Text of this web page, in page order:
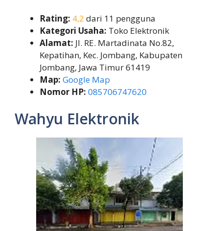
Rating: 4,2 dari 11 pengguna
Kategori Usaha: Toko Elektronik
Alamat: Jl. RE. Martadinata No.82,
Kepatihan, Kec. Jombang, Kabupaten
Jombang, Jawa Timur 61419
Map: Google Map
Nomor HP: 085706747620
Wahyu Elektronik